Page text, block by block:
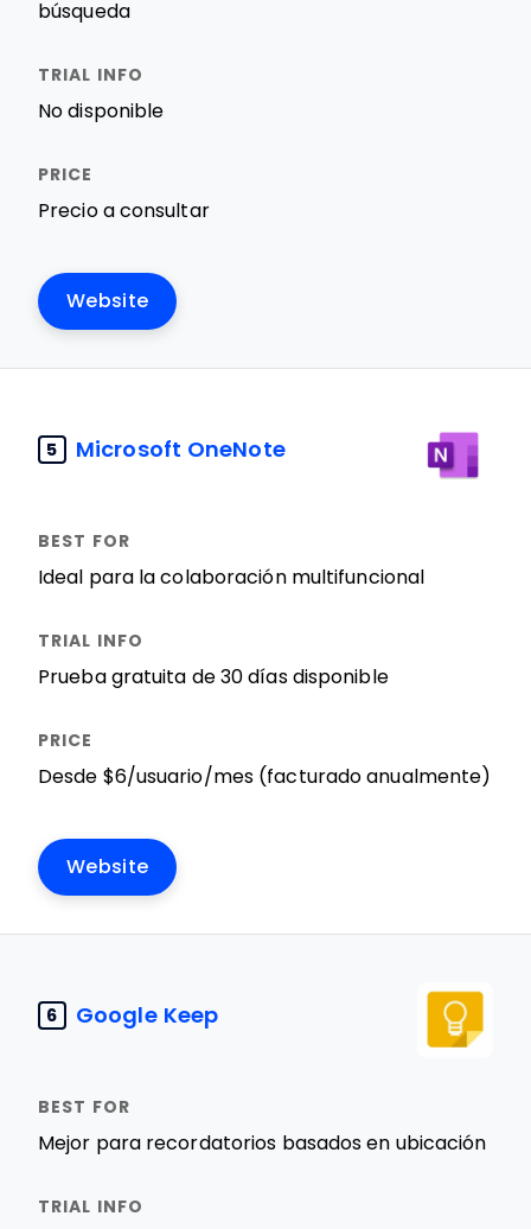
búsqueda
No disponible
Precio a consultar
Website
5 Microsoft OneNote
Ideal para la colaboración multifuncional
Prueba gratuita de 30 días disponible
Desde $6/usuario/mes (facturado anualmente)
Website
6 Google Keep
Mejor para recordatorios basados en ubicación